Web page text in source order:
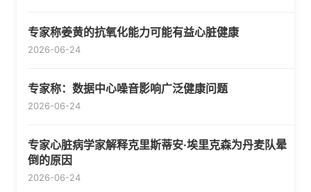
专家称姜黄的抗氧化能力可能有益心脏健康
2026-06-24
专家称：数据中心噪音影响广泛健康问题
2026-06-24
专家心脏病学家解释克里斯蒂安·埃里克森为丹麦队晕
倒的原因
2026-06-24